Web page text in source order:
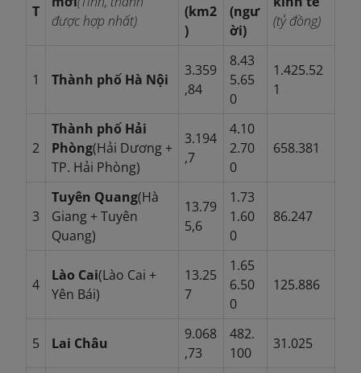
T
được hợp nhất)
(km2
)
(ngư
ời)
(tỷ đồng)
1 Thành phố Hà Nội
3.359
,84
8.43
5.65
0
1.425.52
1
2
Thành phố Hải
Phòng(Hải Dương +
TP. Hải Phòng)
3.194
,7
4.10
2.70
0
658.381
3
Tuyên Quang(Hà
Giang + Tuyên
Quang)
13.79
5,6
1.73
1.60
0
86.247
4
Lào Cai(Lào Cai +
Yên Bái)
13.25
7
1.65
6.50
0
125.886
5 Lai Châu
9.068
,73
482.
100
31.025